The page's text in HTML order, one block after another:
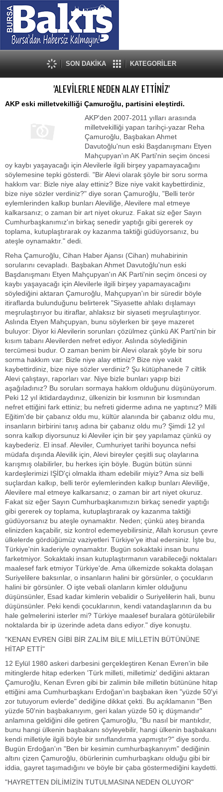
SON DAKİKA KATEGORİLER
'ALEVİLERLE NEDEN ALAY ETTİNİZ'
AKP eski milletvekilliği Çamuroğlu, partisini eleştirdi.
AKP'den 2007-2011 yılları arasında
milletvekilliği yapan tarihçi-yazar Reha
Çamuroğlu, Başbakan Ahmet
Davutoğlu'nun eski Başdanışmanı Etyen
Mahçupyan'ın AK Parti'nin seçim öncesi
oy kaybı yaşayacağı için Alevilerle ilgili birşey yapamayacağını
söylemesine tepki gösterdi. "Bir Alevi olarak şöyle bir soru sorma
hakkım var: Bizle niye alay ettiniz? Bize niye vakit kaybettirdiniz,
bize niye sözler verdiniz?" diye soran Çamuroğlu, "Belli terör
eylemlerinden kalkıp bunları Aleviliğe, Alevilere mal etmeye
kalkarsanız; o zaman bir art niyet okuruz. Fakat siz eğer Sayın
Cumhurbaşkanımız'ın birkaç senedir yaptığı gibi gererek oy
toplama, kutuplaştırarak oy kazanma taktiği güdüyorsanız, bu
ateşle oynamaktır." dedi.
Reha Çamuroğlu, Cihan Haber Ajansı (Cihan) muhabirinin
sorularını cevapladı. Başbakan Ahmet Davutoğlu'nun eski
Başdanışmanı Etyen Mahçupyan'ın AK Parti'nin seçim öncesi oy
kaybı yaşayacağı için Alevilerle ilgili birşey yapamayacağını
söylediğini aktaran Çamuroğlu, Mahçupyan'ın bir süredir böyle
itiraflarda bulunduğunu belirterek "Siyasette ahlakı dışlamayı
meşrulaştırıyor bu itiraflar, ahlaksız bir siyaseti meşrulaştırıyor.
Aslında Etyen Mahçupyan, bunu söylerken bir şeye mazeret
buluyor: Diyor ki Alevilerin sorunları çözülmez çünkü AK Parti'nin bir
kısım tabanı Alevilerden nefret ediyor. Aslında söylediğinin
tercümesi budur. O zaman benim bir Alevi olarak şöyle bir soru
sorma hakkım var: Bizle niye alay ettiniz? Bize niye vakit
kaybettirdiniz, bize niye sözler verdiniz? Şu kütüphanede 7 ciltlik
Alevi çalıştayı, raporları var. Niye bizle bunları yapıp bizi
aşağıladınız? Bu soruları sormaya hakkım olduğunu düşünüyorum.
Peki 12 yıl iktidardaydınız, ülkenizin bir kısmının bir kısmından
nefret ettiğini fark ettiniz; bu nefreti giderme adına ne yaptınız? Milli
Eğitim'de bir çabanız oldu mu, kültür alanında bir çabanız oldu mu,
insanların birbirini tanış adına bir çabanız oldu mu? Şimdi 12 yıl
sonra kalkıp diyorsunuz ki Aleviler için bir şey yapılamaz çünkü oy
kaybederiz. El insaf. Aleviler, Cumhuriyet tarihi boyunca nefsi
müdafa dışında Alevilik için, Alevi bireyler çeşitli suç olaylarına
karışmış olabilirler, bu herkes için böyle. Bugün bütün sünni
kardeşlerimizi IŞİD'çi olmakla itham edebilir miyiz? Ama siz belli
suçlardan kalkıp, belli terör eylemlerinden kalkıp bunları Aleviliğe,
Alevilere mal etmeye kalkarsanız; o zaman bir art niyet okuruz.
Fakat siz eğer Sayın Cumhurbaşkanımızın birkaç senedir yaptığı
gibi gererek oy toplama, kutuplaştırarak oy kazanma taktiği
güdüyorsanız bu ateşle oynamaktır. Neden; çünkü ateş biranda
elinizden kaçabilir, siz kontrol edemeyebilirsiniz, Allah korusun çevre
ülkelerde gördüğümüz vaziyetleri Türkiye'ye ithal edersiniz. İşte bu,
Türkiye'nin kaderiyle oynamaktır. Bugün sokaktaki insan bunu
farketmiyor. Sokaktaki insan kutuplaştırmanın varabileceği noktaları
maalesef fark etmiyor Türkiye'de. Ama ülkemizde sokakta dolaşan
Suriyelilere baksınlar, o insanların halini bir görsünler, o çocukların
halini bir görsünler. O işte vebali olanların kimler olduğunu
düşünsünler, Esad kadar kimlerin vebalidir o Suriyelilerin hali, bunu
düşünsünler. Peki kendi çocuklarının, kendi vatandaşlarının da bu
hale gelmelerini isterler mi? Türkiye maalesef buralara götürülebilir
noktalarda bir ip üzerinde adeta dans ediyor." diye konuştu.
"KENAN EVREN GİBİ BİR ZALİM BİLE MİLLETİN BÜTÜNÜNE
HİTAP ETTİ"
12 Eylül 1980 askeri darbesini gerçekleştiren Kenan Evren'in bile
mitinglerde hitap ederken 'Türk milleti, milletimiz' dediğini aktaran
Çamuroğlu, Kenan Evren gibi bir zalimin bile milletin bütününe hitap
ettiğini ama Cumhurbaşkanı Erdoğan'ın başbakan iken "yüzde 50'yi
zor tutuyorum evlerde" dediğine dikkat çekti. Bu açıklamanın "Ben
yüzde 50'nin başbakanıyım, geri kalan yüzde 50 iç düşmandır"
anlamına geldiğini dile getiren Çamuroğlu, "Bu nasıl bir mantıkdır,
bunu hangi ülkenin başbakanı söyleyebilir, hangi ülkenin başbakanı
kendi milletiyle ilgili böyle bir sınıflandırma yapmıştır?" diye sordu.
Bugün Erdoğan'ın "Ben bir kesimin cumhurbaşkanıyım" dediğinin
altını çizen Çamuroğlu, öbürlerinin cumhurbaşkanı olduğu gibi bir
iddia, gayret taşımadığını ve böyle bir çaba göstermediğini kaydetti.
"HAYRETTEN DİLİMİZİN TUTULMASINA NEDEN OLUYOR"